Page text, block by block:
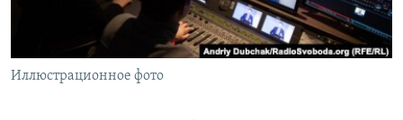
ПОБЕДИТЕЛЕЙ НЕ СУДЯТ?
КРЫМ.НЕПОКОРЕННЫЙ
ELIFBE
ПРИСОЕДИНЯЙТЕСЬ!
Иллюстрационное фото